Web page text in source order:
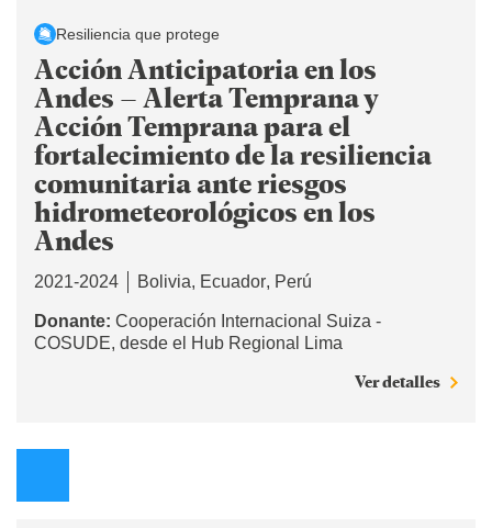
Resiliencia que protege
Acción Anticipatoria en los
Andes – Alerta Temprana y
Acción Temprana para el
fortalecimiento de la resiliencia
comunitaria ante riesgos
hidrometeorológicos en los
Andes
2021-2024 Bolivia Ecuador Perú
Donante: Cooperación Internacional Suiza -
COSUDE, desde el Hub Regional Lima
Ver detalles